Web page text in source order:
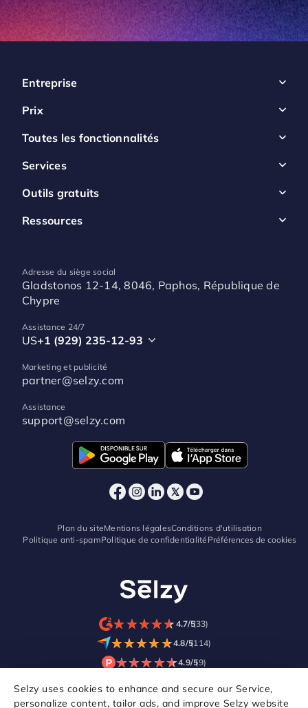
Selzy uses cookies to enhance and secure our Service,
personalize content, tailor ads, and improve Selzy website
Entreprise
Prix
Toutes les fonctionnalités
Services
Outils gratuits
Ressources
Adresse du siège social
Gladstonos 12-14, 8046, Paphos, République de
Chypre
Assistance 24/7
US+1 (929) 235-12-93
Marketing et publicité
partner@selzy.com
Assistance
support@selzy.com
Plan du siteMentions légalesConditions d'utilisation
Politique anti-spamPolitique de confidentialité Préférences de cookies
★★★★★
★★★★★4.7/5(33)
★★★★★
★★★★★4.8/5(114)
★★★★★
★★★★★4.9/5(9)